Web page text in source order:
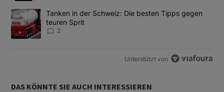
Ein Trendartikel mit dem Titel "Tanken in der Schweiz: Die
Tanken in der Schweiz: Die besten Tipps gegen
teuren Sprit
2
Unterstützt von
DAS KÖNNTE SIE AUCH INTERESSIEREN